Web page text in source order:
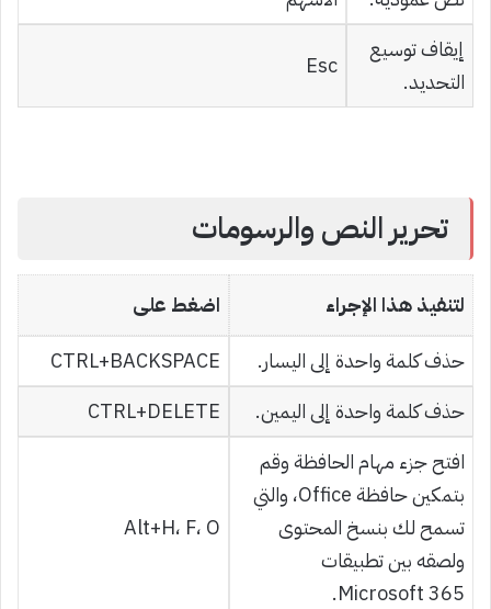
إيقاف توسيع
التحديد.
Esc
تحرير النص والرسومات
لتنفيذ هذا الإجراء
اضغط على
حذف كلمة واحدة إلى اليسار.
CTRL+BACKSPACE
حذف كلمة واحدة إلى اليمين.
CTRL+DELETE
افتح جزء مهام الحافظة وقم
بتمكين حافظة Office، والتي
تسمح لك بنسخ المحتوى
ولصقه بين تطبيقات
Microsoft 365.
Alt+H، F، O